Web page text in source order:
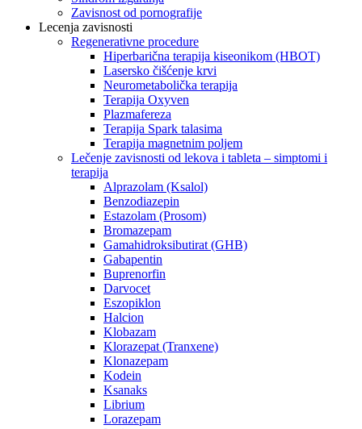
Zavisnost od pornografije
Lecenja zavisnosti
Regenerativne procedure
Hiperbarična terapija kiseonikom (HBOT)
Lasersko čišćenje krvi
Neurometabolička terapija
Terapija Oxyven
Plazmafereza
Terapija Spark talasima
Terapija magnetnim poljem
Lečenje zavisnosti od lekova i tableta – simptomi i
terapija
Alprazolam (Ksalol)
Benzodiazepin
Estazolam (Prosom)
Bromazepam
Gamahidroksibutirat (GHB)
Gabapentin
Buprenorfin
Darvocet
Eszopiklon
Halcion
Klobazam
Klorazepat (Tranxene)
Klonazepam
Kodein
Ksanaks
Librium
Lorazepam